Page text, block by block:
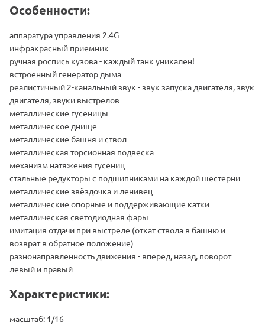
Особенности:
аппаратура управления 2.4G
инфракрасный приемник
ручная роспись кузова - каждый танк уникален!
встроенный генератор дыма
реалистичный 2-канальный звук - звук запуска двигателя, звук
двигателя, звуки выстрелов
металлические гусеницы
металлическое днище
металлические башня и ствол
металлическая торсионная подвеска
механизм натяжения гусениц
стальные редукторы с подшипниками на каждой шестерни
металлические звёздочка и ленивец
металлические опорные и поддерживающие катки
металлическая светодиодная фары
имитация отдачи при выстреле (откат ствола в башню и
возврат в обратное положение)
разнонаправленность движения - вперед, назад, поворот
левый и правый
Характеристики:
масштаб: 1/16